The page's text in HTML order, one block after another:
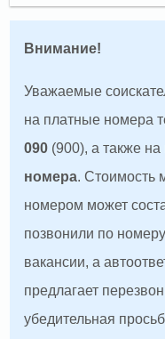
Внимание!
Уважаемые
на платные номера
090 (900), а также
номера. Стоимость
номером может
позвонили по
вакансии, а
предлагает
убедительная